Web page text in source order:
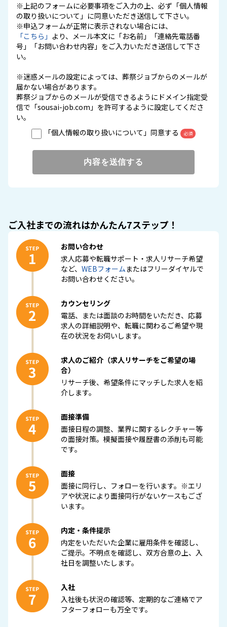
１．用語の定義について
個人情報等の定義は「個人情報の保護に関する法律（平
成15年法律第57号）」の定めるところに従うものとし
ます。
２．個人情報の管理
当社は、個人情報を適切に保護、管理する体制を確立
し、個人情報の適正な取得、利用および提供に関する社
内規程を定め、これを遵守します。
ご本人の同意の下、利用目的を明確にするとともに、目
目的の達成に必要な範囲内で、適正に個人情報を取扱い
しません。
ただし適切な人材紹介サービス業務の目的の範囲内で、
ご登録いただいた個人情報を、提携企業に提供すること
があります。 提携企業とは個人情報の適切な取扱いに
関する契約を締結しています。
・提供する個人情報の項目
名前、生年月日、住所、電話番号、メールアドレス、職
務経歴情報
・提供の手段又は方法
登録データの転送
・提供先
キャリアカラー株式会社 事業内容：人材派遣・人材紹
介・紹介予定派遣・障害者就職支援
５．外部情報処理サービスへの委託について
当社は取得した個人情報の処理・保管について、外部情
報処理サービスに委託する場合があります。委託先は個
人情報の適正な管理体制を備えている機関のみを選定
し、尚かつ適正な管理を求めるための契約を取り交わし
６．個人情報の利用目的
当社は以下の目的の範囲内で個人情報を利用します。な
お、個人情報の登録は利用者本人の意思によって行われ
るものとなります。
・当社サービス・当社採用活動等に関するお問合せ・ご
質問・ご要望へのメール、電話、郵便等による回答及び
連絡
７．個人情報の安全対策
当社は、個人情報への不正アクセス、個人情報の滅失、
毀損、改ざんおよび漏洩等のリスクに対して適切な予防
措置を講ずることにより、個人情報の安全性、正確性の
確保を図ります。また、万が一、問題が発生した場合に
※上記のフォームに必要事項をご入力の上、必ず「個人情報
の取り扱いについて」に同意いただき送信して下さい。
※申込フォームが正常に表示されない場合には、
「こちら」 より、メール本文に「お名前」「連絡先電話番
号」「お問い合わせ内容」をご入力いただき送信して下さ
い。
※迷惑メールの設定によっては、葬祭ジョブからのメールが
届かない場合があります。
葬祭ジョブからのメールが受信できるようにドメイン指定受
信で「sousai-job.com」を許可するように設定してくださ
い。
「個人情報の取り扱いについて」同意する
必須
ご入社までの流れはかんたん7ステップ！
お問い合わせ
求人応募や転職サポート・求人リサーチ希望
など、 WEBフォームまたはフリーダイヤルで
お問い合わせください。
カウンセリング
電話、または面談のお時間をいただき、応募
求人の詳細説明や、転職に関わるご希望や現
在の状況をお伺いします。
求人のご紹介（求人リサーチをご希望の場
合）
リサーチ後、希望条件にマッチした求人を紹
介します。
面接準備
面接日程の調整、業界に関するレクチャー等
の面接対策。模擬面接や履歴書の添削も可能
です。
面接
面接に同行し、フォローを行います。※エリ
アや状況により面接同行がないケースもござ
います。
内定・条件提示
内定をいただいた企業に雇用条件を確認し、
ご提示。不明点を確認し、双方合意の上、入
社日を調整いたします。
入社
入社後も状況の確認等、定期的なご連絡でア
フターフォローも万全です。